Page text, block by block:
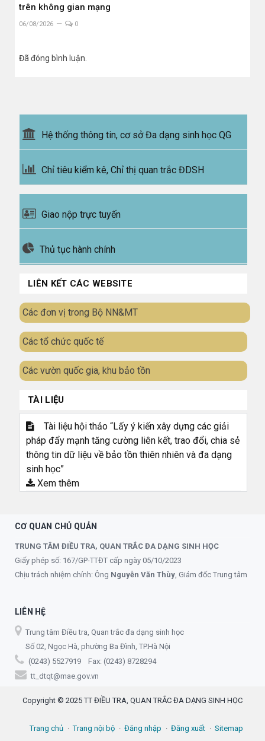
trên không gian mạng
06/08/2026 0
Đã đóng bình luận.
Hệ thống thông tin, cơ sở Đa dạng sinh học QG
Chỉ tiêu kiểm kê, Chỉ thị quan trắc ĐDSH
Giao nộp trực tuyến
Thủ tục hành chính
LIÊN KẾT CÁC WEBSITE
Các đơn vị trong Bộ NN&MT
Các tổ chức quốc tế
Các vườn quốc gia, khu bảo tồn
TÀI LIỆU
Tài liệu hội thảo “Lấy ý kiến xây dựng các giải
pháp đẩy mạnh tăng cường liên kết, trao đổi, chia sẻ
thông tin dữ liệu về bảo tồn thiên nhiên và đa dạng
sinh học”
Xem thêm
CƠ QUAN CHỦ QUẢN
TRUNG TÂM ĐIỀU TRA, QUAN TRẮC ĐA DẠNG SINH HỌC
Giấy phép số: 167/GP-TTĐT cấp ngày 05/10/2023
Chịu trách nhiệm chính: Ông Nguyễn Văn Thùy , Giám đốc Trung tâm
LIÊN HỆ
Trung tâm Điều tra, Quan trắc đa dạng sinh học
Số 02, Ngọc Hà, phường Ba Đình, TP.Hà Nội
(0243) 5527919 Fax: (0243) 8728294
tt_dtqt@mae.gov.vn
Copyright © 2025 TT ĐIỀU TRA, QUAN TRẮC ĐA DẠNG SINH HỌC
Trang chủ Trang nội bộ Đăng nhập Đăng xuất Sitemap